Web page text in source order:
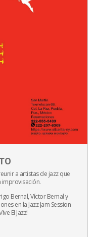
a artistas de jazz que
improvisación.
Bernal, Víctor Bernal y
en la Jazz Jam Session
El Jazz!